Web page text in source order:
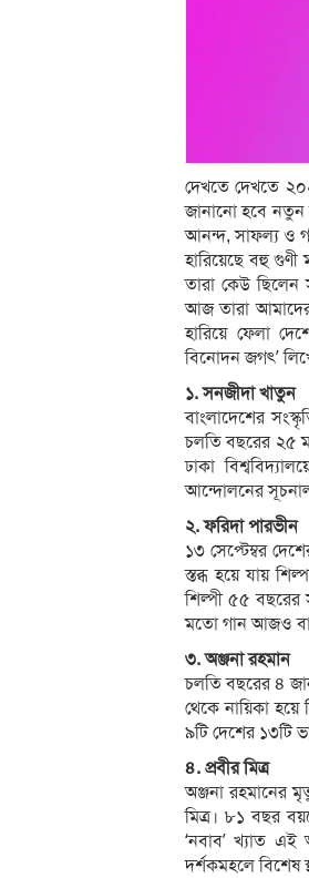
দেখতে দেখতে
জানানো হবে নতুন
আনন্দ, সাফল্য ও
হারিয়েছে বহু
তারা কেউ ছিলেন
আজ তারা আমাদের
হারিয়ে ফেলা
বিনোদন জগৎ’
১. সনজীদা খাতুন
বাংলাদেশের
চলতি বছরের ২৫
ঢাকা
আন্দোলনের
২. ফরিদা পারভীন
১৩ সেপ্টেম্বর
স্তব্ধ হয়ে যায়
শিল্পী ৫৫ বছরের
মতো গান আজও
৩. অঞ্জনা রহমান
চলতি বছরের ৪
থেকে নায়িকা
৯টি দেশের ১৩টি
৪. প্রবীর মিত্র
অঞ্জনা রহমানের
মিত্র। ৮১ বছর
‘নবাব’ খ্যাত এই
দর্শকমহলে বিশেষ